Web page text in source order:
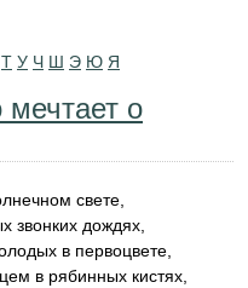
Т У Ч Ш Э Ю Я
мечтает о
свете,
звонких дождях,
в первоцвете,
в рябинных кистях,